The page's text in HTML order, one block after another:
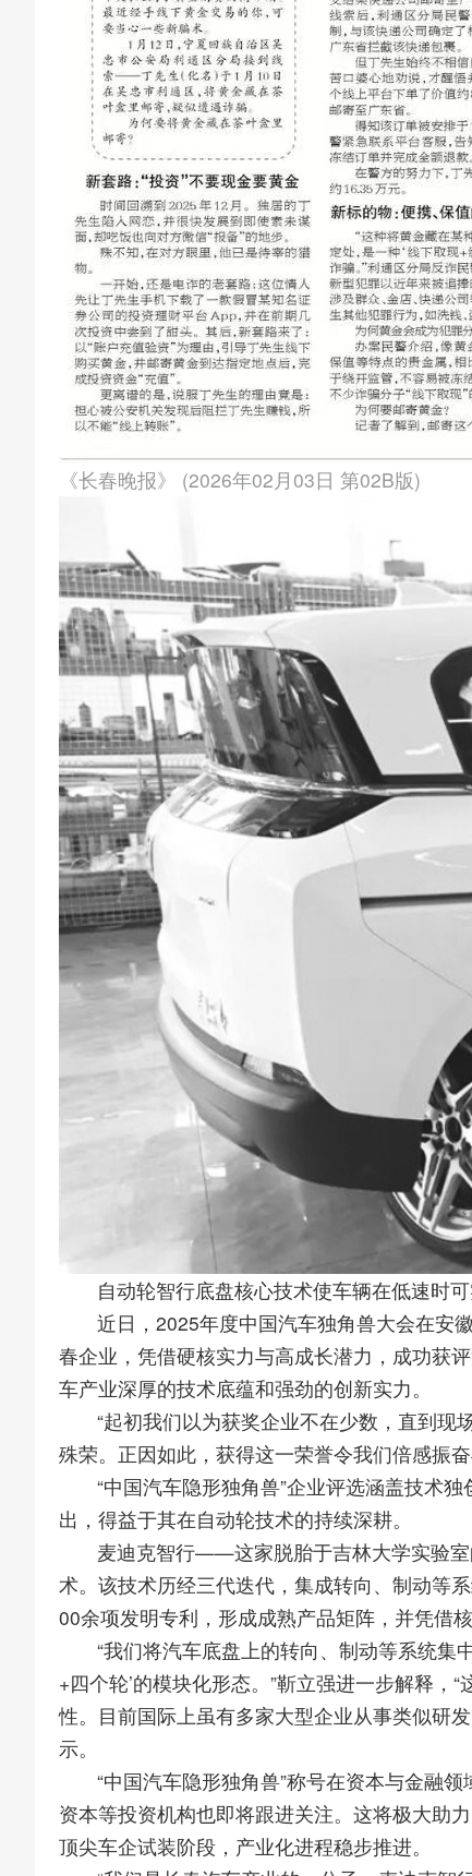
《长春晚报》 (2026年02月03日 第02B版)
自动轮智行底盘核心技术使车辆在低速时
近日，2025年度中国汽车独角兽大会在安
春企业，凭借硬核实力与高成长潜力，成功获
车产业深厚的技术底蕴和强劲的创新实力。
“起初我们以为获奖企业不在少数，直到
殊荣。正因如此，获得这一荣誉令我们倍感振
“中国汽车隐形独角兽”企业评选涵盖技术
出，得益于其在自动轮技术的持续深耕。
麦迪克智行——这家脱胎于吉林大学实验室
术。该技术历经三代迭代，集成转向、制动等
00余项发明专利，形成成熟产品矩阵，并凭借
“我们将汽车底盘上的转向、制动等系统集
+四个轮’的模块化形态。”靳立强进一步解释
性。目前国际上虽有多家大型企业从事类似研
示。
“中国汽车隐形独角兽”称号在资本与金融
资本等投资机构也即将跟进关注。这将极大助
顶尖车企试装阶段，产业化进程稳步推进。